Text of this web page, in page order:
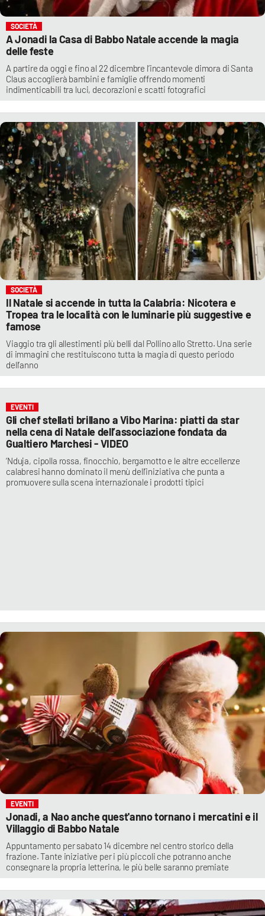
SOCIETÀ
A Jonadi la Casa di Babbo Natale accende la magia
delle feste
A partire da oggi e fino al 22 dicembre l’incantevole dimora di Santa
Claus accoglierà bambini e famiglie offrendo momenti
indimenticabili tra luci, decorazioni e scatti fotografici
SOCIETÀ
Il Natale si accende in tutta la Calabria: Nicotera e
Tropea tra le località con le luminarie più suggestive e
famose
Viaggio tra gli allestimenti più belli dal Pollino allo Stretto. Una serie
di immagini che restituiscono tutta la magia di questo periodo
dell’anno
EVENTI
Gli chef stellati brillano a Vibo Marina: piatti da star
nella cena di Natale dell’associazione fondata da
Gualtiero Marchesi - VIDEO
‘Nduja, cipolla rossa, finocchio, bergamotto e le altre eccellenze
calabresi hanno dominato il menù dell’iniziativa che punta a
promuovere sulla scena internazionale i prodotti tipici
EVENTI
Jonadi, a Nao anche quest'anno tornano i mercatini e il
Villaggio di Babbo Natale
Appuntamento per sabato 14 dicembre nel centro storico della
frazione. Tante iniziative per i più piccoli che potranno anche
consegnare la propria letterina, le più belle saranno premiate